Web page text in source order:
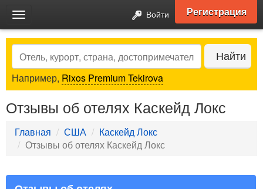
Toggle
navigation
Войти Регистрация
Search Найти
Например, Rixos Premium Tekirova
Отзывы об отелях Каскейд Локс
Главная США
Каскейд Локс
Отзывы об отелях Каскейд Локс